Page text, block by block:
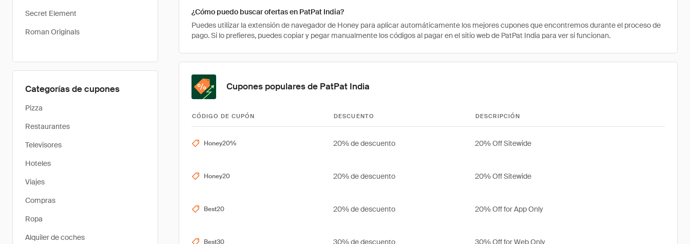
Secret Element
Roman Originals
Categorías de cupones
Pizza
Restaurantes
Televisores
Hoteles
Viajes
Compras
Ropa
Alquiler de coches
¿Cómo puedo buscar ofertas en PatPat India?
Puedes utilizar la extensión de navegador de Honey para aplicar automáticamente los mejores cupones que encontremos durante el proceso de
pago. Si lo prefieres, puedes copiar y pegar manualmente los códigos al pagar en el sitio web de PatPat India para ver si funcionan.
Cupones populares de PatPat India
CÓDIGO DE CUPÓN DESCUENTO DESCRIPCIÓN
Honey20% 20% de descuento 20% Off Sitewide
Honey20 20% de descuento 20% Off Sitewide
Best20 20% de descuento 20% Off for App Only
Best30 30% de descuento 30% Off for Web Only